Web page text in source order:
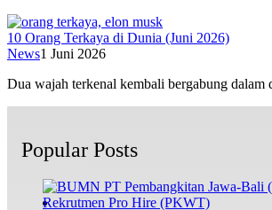
10 Orang Terkaya di Dunia (Juni 2026)
News1 Juni 2026
Dua wajah terkenal kembali bergabung
Popular Posts